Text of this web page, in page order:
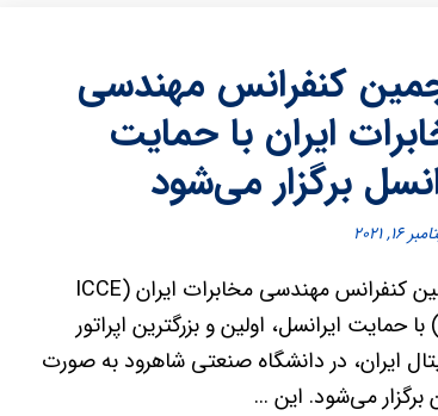
کنفرانس مهندسی
ایران با حمایت
برگزار می‌شود
۱۶, ۲۰۲۱
پنجمین کنفرانس مهندسی مخابرات ایران (ICCE
۲۰۲۱) با حمایت ایرانسل، اولین و بزرگترین اپراتور
ایران، در دانشگاه صنعتی شاهرود به صورت
برگزار می‌شود. این ...